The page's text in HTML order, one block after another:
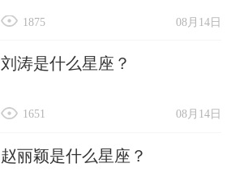
08月14日
1875
刘涛是什么星座？
08月14日
1651
赵丽颖是什么星座？